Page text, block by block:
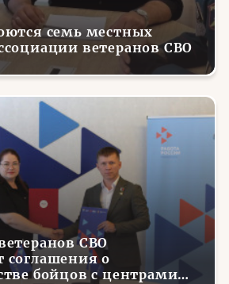
семь местных
ветеранов СВО
СВО
соглашения о
бойцов с центрами